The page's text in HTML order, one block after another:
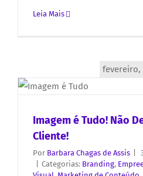
Leia Mais
fevereiro,
Imagem é Tudo! Não
Cliente!
Por Barbara Chagas de Assis
Categorias: Branding,